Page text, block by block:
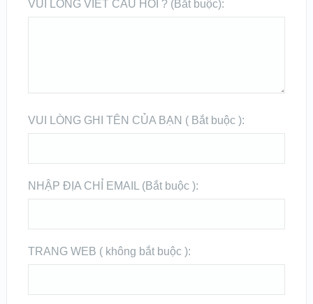
VUI LÒNG VIẾT CÂU HỎI ? (Bắt buộc):
VUI LÒNG GHI TÊN CỦA BẠN ( Bắt buộc ):
NHẬP ĐỊA CHỈ EMAIL (Bắt buộc ):
TRANG WEB ( không bắt buộc ):